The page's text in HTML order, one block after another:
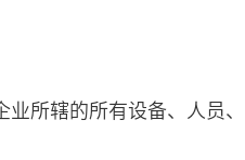
所辖的所有设备、人员、